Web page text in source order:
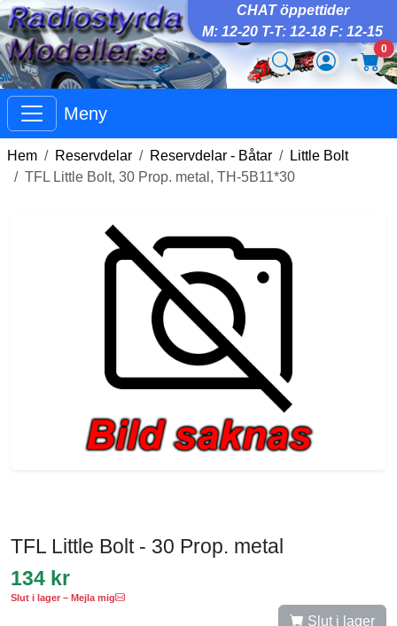
CHAT öppettider
M: 12-20 T-T: 12-18 F: 12-15
0
Meny
Hem Reservdelar Reservdelar - Båtar
Little Bolt
TFL Little Bolt, 30 Prop. metal, TH-5B11*30
TFL Little Bolt - 30 Prop. metal
134 kr
Slut i lager – Mejla mig
Slut i lager